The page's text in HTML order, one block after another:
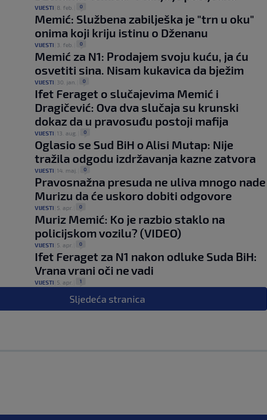
VIJESTI 8. feb. 0
Memić: Službena zabilješka je "trn u oku"
onima koji kriju istinu o Dženanu
VIJESTI 3. feb. 0
Memić za N1: Prodajem svoju kuću, ja ću
osvetiti sina. Nisam kukavica da bježim
VIJESTI 30. jan. 0
Ifet Feraget o slučajevima Memić i
Dragičević: Ova dva slučaja su krunski
dokaz da u pravosuđu postoji mafija
VIJESTI 13. aug. 0
Oglasio se Sud BiH o Alisi Mutap: Nije
tražila odgodu izdržavanja kazne zatvora
VIJESTI 14. maj. 0
Pravosnažna presuda ne uliva mnogo nade
Murizu da će uskoro dobiti odgovore
VIJESTI 5. apr. 0
Muriz Memić: Ko je razbio staklo na
policijskom vozilu? (VIDEO)
VIJESTI 5. apr. 0
Ifet Feraget za N1 nakon odluke Suda BiH:
Vrana vrani oči ne vadi
VIJESTI 5. apr. 1
Sljedeća stranica